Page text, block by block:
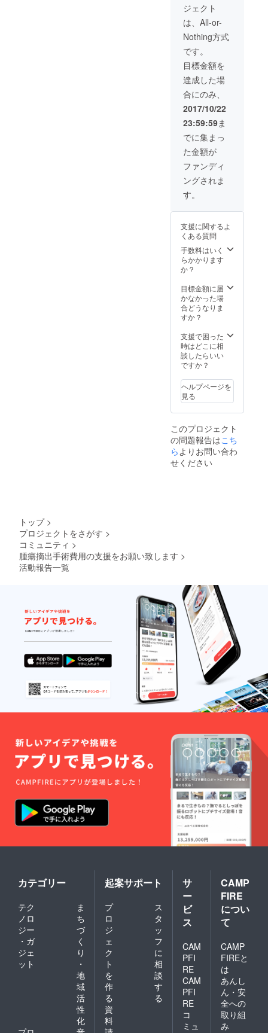
ジェクト
は、All-or-
Nothing方式
です。
目標金額を
達成した場
合にのみ、
2017/10/22
23:59:59ま
でに集まっ
た金額が
ファンディ
ングされま
す。
支援に関するよ
くある質問
手数料はいく
らかかります
か？
目標金額に届
かなかった場
合どうなりま
すか？
支援で困った
時はどこに相
談したらいい
ですか？
ヘルプページを
見る
このプロジェクト
の問題報告はこち
ら よりお問い合わ
せください
トップ >
プロジェクトをさがす >
コミュニティ >
腫瘍摘出手術費用の支援をお願い致します >
活動報告一覧
カテゴリー
テク
ノロ
ジー
・ガ
ジェ
ット
ま
ち
づ
く
り
・
地
域
活
性
化
起案サポート
プ
ロ
ジ
ェ
ク
ト
を
作
る
ス
タ
ッ
フ
に
相
談
す
る
資
料
サ
ー
ビ
ス
CAM
PFI
RE
CAM
PFI
RE
コ
ミュ
CAMP
FIRE
につい
て
CAMP
FIREと
は
あんし
ん・安
全への
取り組
み